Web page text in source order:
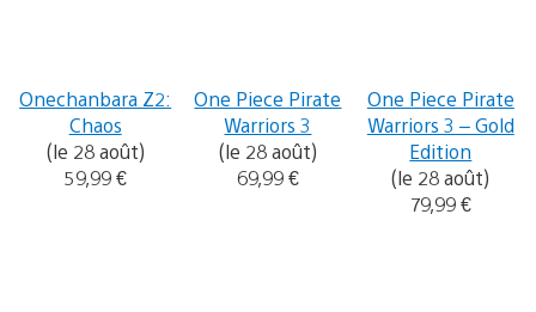
Onechanbara Z2:
Chaos
(le 28 août)
59,99 €
One Piece Pirate
Warriors 3
(le 28 août)
69,99 €
One Piece Pirate
Warriors 3 – Gold
Edition
(le 28 août)
79,99 €